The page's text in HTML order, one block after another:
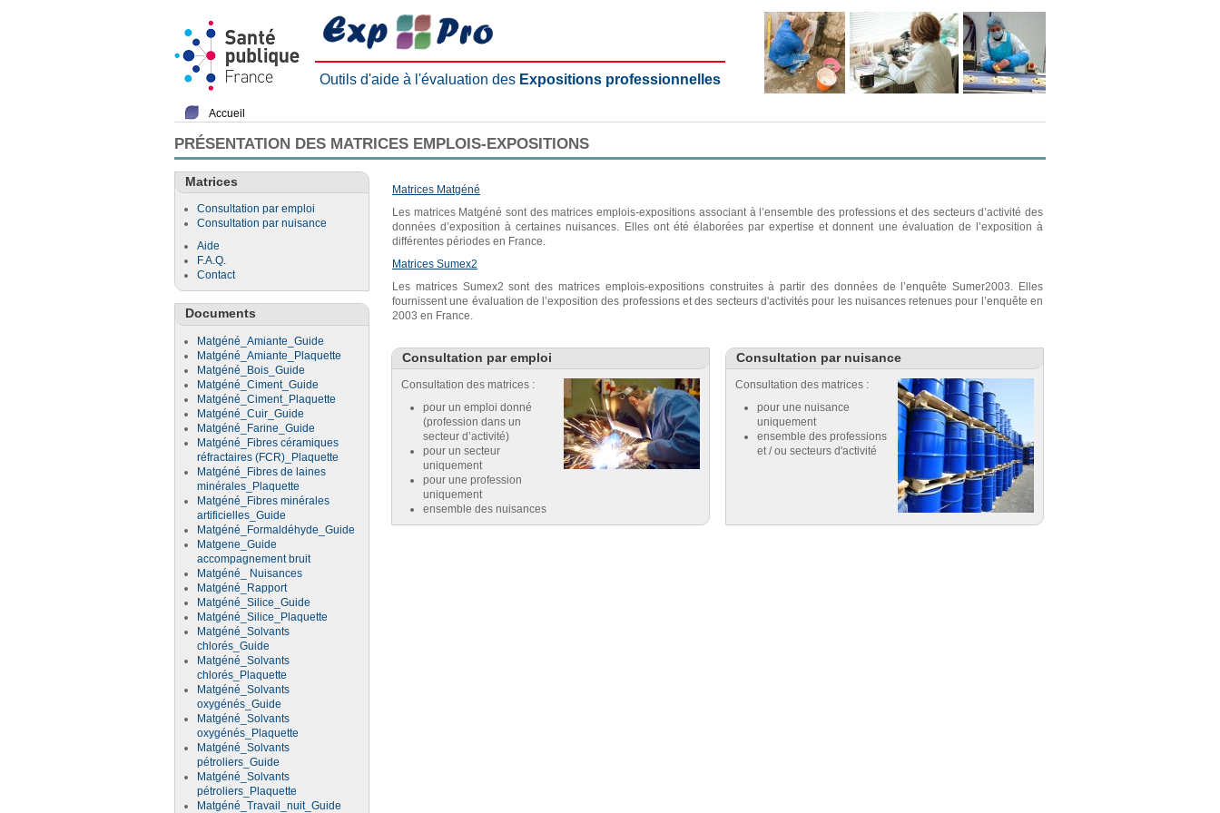
Outils d'aide à l'évaluation des Expositions professionnelles
Accueil
PRÉSENTATION DES MATRICES EMPLOIS-EXPOSITIONS
Matrices
Consultation par emploi
Consultation par nuisance
Aide
F.A.Q.
Contact
Documents
Matgéné_Amiante_Guide
Matgéné_Amiante_Plaquette
Matgéné_Bois_Guide
Matgéné_Ciment_Guide
Matgéné_Ciment_Plaquette
Matgéné_Cuir_Guide
Matgéné_Farine_Guide
Matgéné_Fibres céramiques
réfractaires (FCR)_Plaquette
Matgéné_Fibres de laines
minérales_Plaquette
Matgéné_Fibres minérales
artificielles_Guide
Matgéné_Formaldéhyde_Guide
Matgene_Guide
accompagnement bruit
Matgéné_ Nuisances
Matgéné_Rapport
Matgéné_Silice_Guide
Matgéné_Silice_Plaquette
Matgéné_Solvants
chlorés_Guide
Matgéné_Solvants
chlorés_Plaquette
Matgéné_Solvants
oxygénés_Guide
Matgéné_Solvants
oxygénés_Plaquette
Matgéné_Solvants
pétroliers_Guide
Matgéné_Solvants
pétroliers_Plaquette
Matgéné_Travail_nuit_Guide
Matrices Matgéné
Les matrices Matgéné sont des matrices emplois-expositions associant à l’ensemble des professions et des secteurs d’activité des
données d’exposition à certaines nuisances. Elles ont été élaborées par expertise et donnent une évaluation de l’exposition à
différentes périodes en France.
Matrices Sumex2
Les matrices Sumex2 sont des matrices emplois-expositions construites à partir des données de l’enquête Sumer2003. Elles
fournissent une évaluation de l’exposition des professions et des secteurs d'activités pour les nuisances retenues pour l’enquête en
2003 en France.
Consultation par emploi
Consultation des matrices :
pour un emploi donné
(profession dans un
secteur d’activité)
pour un secteur
uniquement
pour une profession
uniquement
ensemble des nuisances
Consultation par nuisance
Consultation des matrices :
pour une nuisance
uniquement
ensemble des professions
et / ou secteurs d'activité